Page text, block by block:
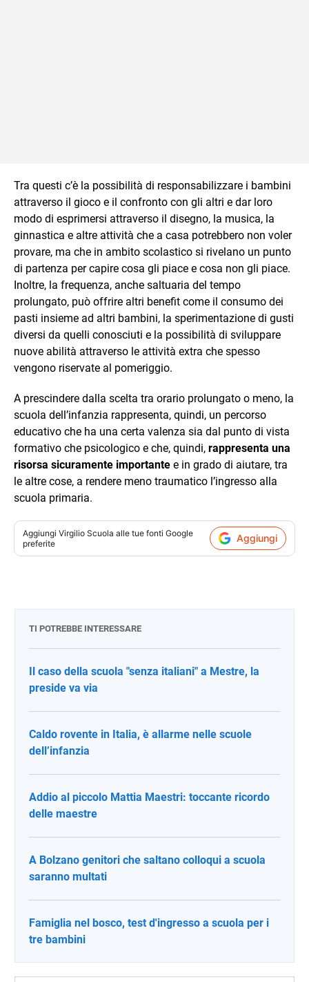
Tra questi c’è la possibilità di responsabilizzare i bambini
attraverso il gioco e il confronto con gli altri e dar loro
modo di esprimersi attraverso il disegno, la musica, la
ginnastica e altre attività che a casa potrebbero non voler
provare, ma che in ambito scolastico si rivelano un punto
di partenza per capire cosa gli piace e cosa non gli piace.
Inoltre, la frequenza, anche saltuaria del tempo
prolungato, può offrire altri benefit come il consumo dei
pasti insieme ad altri bambini, la sperimentazione di gusti
diversi da quelli conosciuti e la possibilità di sviluppare
nuove abilità attraverso le attività extra che spesso
vengono riservate al pomeriggio.
A prescindere dalla scelta tra orario prolungato o meno, la
scuola dell’infanzia rappresenta, quindi, un percorso
educativo che ha una certa valenza sia dal punto di vista
formativo che psicologico e che, quindi, rappresenta una
risorsa sicuramente importante e in grado di aiutare, tra
le altre cose, a rendere meno traumatico l’ingresso alla
scuola primaria.
Aggiungi Virgilio Scuola alle tue fonti Google
preferite
Aggiungi
TI POTREBBE INTERESSARE
Il caso della scuola "senza italiani" a Mestre, la
preside va via
Caldo rovente in Italia, è allarme nelle scuole
dell’infanzia
Addio al piccolo Mattia Maestri: toccante ricordo
delle maestre
A Bolzano genitori che saltano colloqui a scuola
saranno multati
Famiglia nel bosco, test d'ingresso a scuola per i
tre bambini